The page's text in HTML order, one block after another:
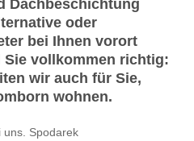
Dachbeschichtung
oder
bei Ihnen vorort
vollkommen richtig:
wir auch für Sie,
wohnen.
uns. Spodarek